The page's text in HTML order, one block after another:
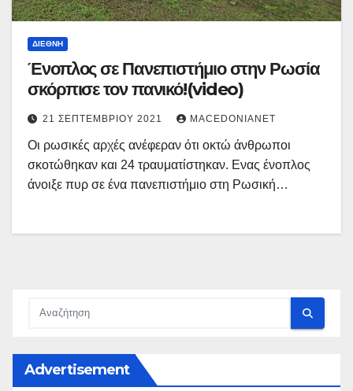
ΔΙΕΘΝΉ
Ένοπλος σε Πανεπιστήμιο στην Ρωσία
σκόρπισε τον πανικό!(video)
21 ΣΕΠΤΕΜΒΡΊΟΥ 2021 MACEDONIANET
Οι ρωσικές αρχές ανέφεραν ότι οκτώ άνθρωποι
σκοτώθηκαν και 24 τραυματίστηκαν. Ενας ένοπλος
άνοιξε πυρ σε ένα πανεπιστήμιο στη Ρωσική…
Advertisement